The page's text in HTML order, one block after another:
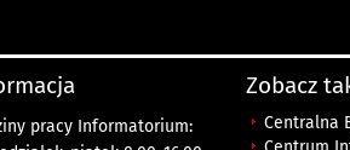
pracy Informatorium:
Zobacz
Centralna